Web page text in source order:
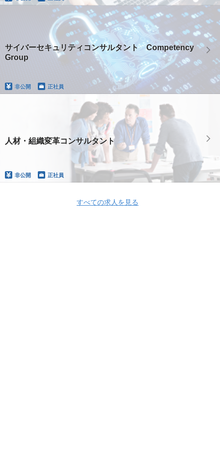
サイバーセキュリティコンサルタント Competency
Group
非公開 正社員
人材・組織変革コンサルタント
非公開 正社員
すべての求人を見る